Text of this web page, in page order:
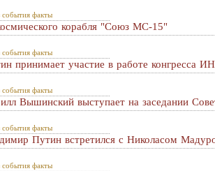
события факты
корабля "Союз МС-15"
события факты
принимает участие в работе конгресса
события факты
Вышинский выступает на заседании
события факты
Путин встретился с Николасом
события факты